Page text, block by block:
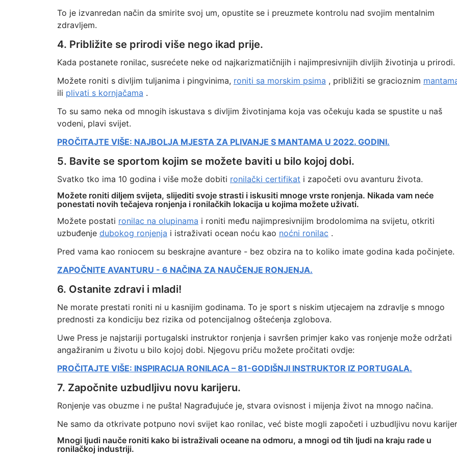
To je izvanredan način da smirite svoj um, opustite se i preuzmete kontrolu nad svojim mentalnim
zdravljem.
4. Približite se prirodi više nego ikad prije.
Kada postanete ronilac, susrećete neke od najkarizmatičnijih i najimpresivnijih divljih životinja u prirodi.
Možete roniti s divljim tuljanima i pingvinima, roniti sa morskim psima , približiti se gracioznim
ili plivati s kornjačama .
To su samo neka od mnogih iskustava s divljim životinjama koja vas očekuju kada se spustite u naš
vodeni, plavi svijet.
PROČITAJTE VIŠE: NAJBOLJA MJESTA ZA PLIVANJE S MANTAMA U 2022. GODINI.
5. Bavite se sportom kojim se možete baviti u bilo kojoj dobi.
Svatko tko ima 10 godina i više može dobiti ronilački certifikat i započeti ovu avanturu života.
Možete roniti diljem svijeta, slijediti svoje strasti i iskusiti mnoge vrste ronjenja. Nikada vam neće
ponestati novih tečajeva ronjenja i ronilačkih lokacija u kojima možete uživati.
Možete postati ronilac na olupinama i roniti među najimpresivnijim brodolomima na svijetu, otkriti
uzbuđenje dubokog ronjenja i istraživati ocean noću kao noćni ronilac .
Pred vama kao roniocem su beskrajne avanture - bez obzira na to koliko imate godina kada počinjete.
ZAPOČNITE AVANTURU - 6 NAČINA ZA NAUČENJE RONJENJA.
6. Ostanite zdravi i mladi!
Ne morate prestati roniti ni u kasnijim godinama. To je sport s niskim utjecajem na zdravlje s mnogo
prednosti za kondiciju bez rizika od potencijalnog oštećenja zglobova.
Uwe Press je najstariji portugalski instruktor ronjenja i savršen primjer kako vas ronjenje može održati
angažiranim u životu u bilo kojoj dobi. Njegovu priču možete pročitati ovdje:
PROČITAJTE VIŠE: INSPIRACIJA RONILACA – 81-GODIŠNJI INSTRUKTOR IZ PORTUGALA.
7. Započnite uzbudljivu novu karijeru.
Ronjenje vas obuzme i ne pušta! Nagrađujuće je, stvara ovisnost i mijenja život na mnogo načina.
Ne samo da otkrivate potpuno novi svijet kao ronilac, već biste mogli započeti i uzbudljivu novu
Mnogi ljudi nauče roniti kako bi istraživali oceane na odmoru, a mnogi od tih ljudi na kraju rade u
ronilačkoj industriji.